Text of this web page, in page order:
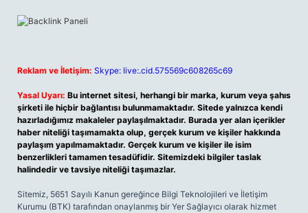
Reklam ve İletişim: Skype: live:.cid.575569c608265c69
Yasal Uyarı: Bu internet sitesi, herhangi bir marka, kurum veya şahıs
şirketi ile hiçbir bağlantısı bulunmamaktadır. Sitede yalnızca kendi
hazırladığımız makaleler paylaşılmaktadır. Burada yer alan içerikler
haber niteliği taşımamakta olup, gerçek kurum ve kişiler hakkında
paylaşım yapılmamaktadır. Gerçek kurum ve kişiler ile isim
benzerlikleri tamamen tesadüfidir. Sitemizdeki bilgiler taslak
halindedir ve tavsiye niteliği taşımazlar.
Sitemiz, 5651 Sayılı Kanun gereğince Bilgi Teknolojileri ve İletişim
Kurumu (BTK) tarafından onaylanmış bir Yer Sağlayıcı olarak hizmet